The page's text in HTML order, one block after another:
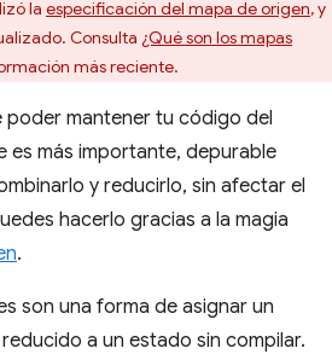
la especificación del mapa de origen, y
Consulta ¿Qué son los mapas
más reciente.
poder mantener tu código del
es más importante, depurable
y reducirlo, sin afectar el
hacerlo gracias a la magia
.
son una forma de asignar un
a un estado sin compilar.